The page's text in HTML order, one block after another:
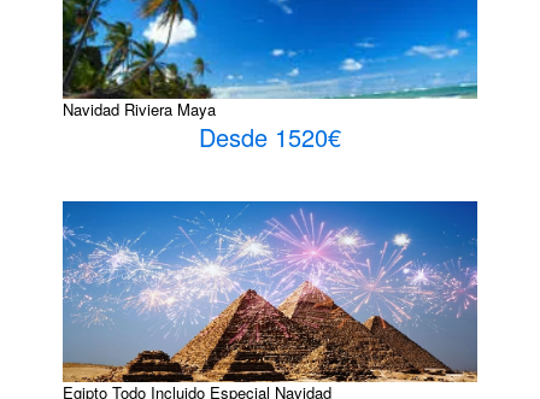
Navidad Riviera Maya
Desde 1520€
Egipto Todo Incluido Especial Navidad